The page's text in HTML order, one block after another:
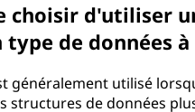
choisir d'utiliser
de données
généralement utilisé
structures de données